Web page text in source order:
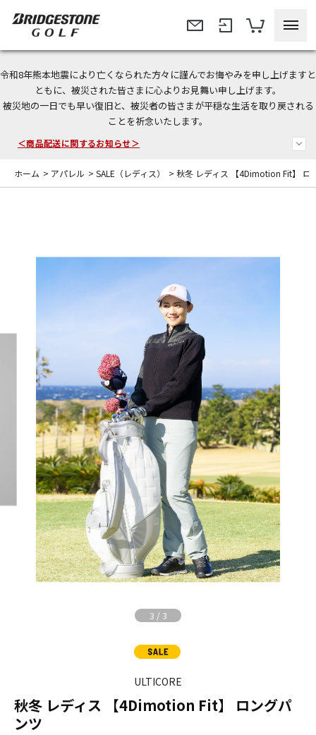
令和8年熊本地震により亡くなられた方々に謹んでお悔やみを申し上げますと
ともに、被災された皆さまに心よりお見舞い申し上げます。
被災地の一日でも早い復旧と、被災者の皆さまが平穏な生活を取り戻される
ことを祈念いたします。
今なら新規会員登録で1,000円OFFクーポンプレゼント！
＜商品配送に関するお知らせ＞
＜夏季休暇中のご注文・発送・お問い合わせ＞
ホーム > アパレル > SALE（レディス） > 秋冬 レディス 【4Dimotion Fit】 ロ
3 / 3
ULTICORE
秋冬 レディス 【4Dimotion Fit】 ロングパ
ンツ